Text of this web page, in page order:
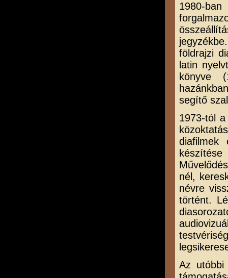
1980-
földrajzi
latin
könyve
segítő
1973-tól
diafilmek
nél,
névre
történt.
Az utóbbi